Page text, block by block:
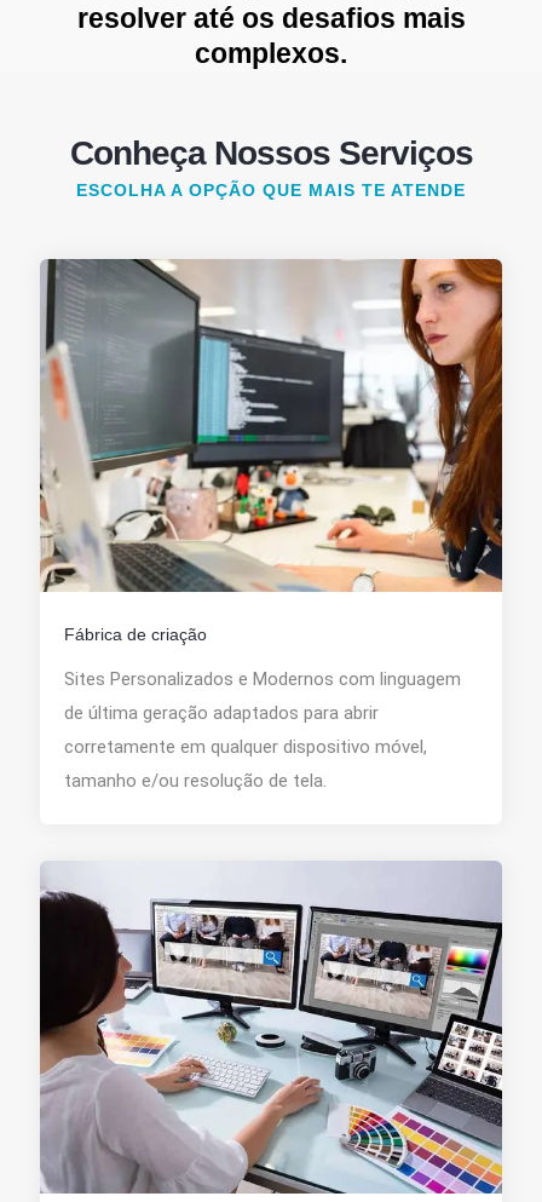
resolver até os desafios mais
complexos.
Conheça Nossos Serviços
ESCOLHA A OPÇÃO QUE MAIS TE ATENDE
Fábrica de criação
Sites Personalizados e Modernos com linguagem
de última geração adaptados para abrir
corretamente em qualquer dispositivo móvel,
tamanho e/ou resolução de tela.